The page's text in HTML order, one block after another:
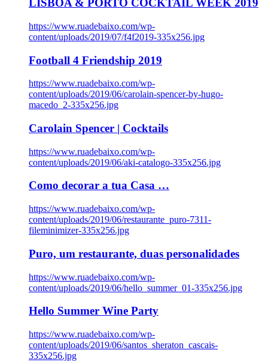
LISBOA & PORTO COCKTAIL WEEK 2019
https://www.ruadebaixo.com/wp-
content/uploads/2019/07/f4f2019-335x256.jpg
Football 4 Friendship 2019
https://www.ruadebaixo.com/wp-
content/uploads/2019/06/carolain-spencer-by-hugo-
macedo_2-335x256.jpg
Carolain Spencer | Cocktails
https://www.ruadebaixo.com/wp-
content/uploads/2019/06/aki-catalogo-335x256.jpg
Como decorar a tua Casa …
https://www.ruadebaixo.com/wp-
content/uploads/2019/06/restaurante_puro-7311-
fileminimizer-335x256.jpg
Puro, um restaurante, duas personalidades
https://www.ruadebaixo.com/wp-
content/uploads/2019/06/hello_summer_01-335x256.jpg
Hello Summer Wine Party
https://www.ruadebaixo.com/wp-
content/uploads/2019/06/santos_sheraton_cascais-
335x256.jpg